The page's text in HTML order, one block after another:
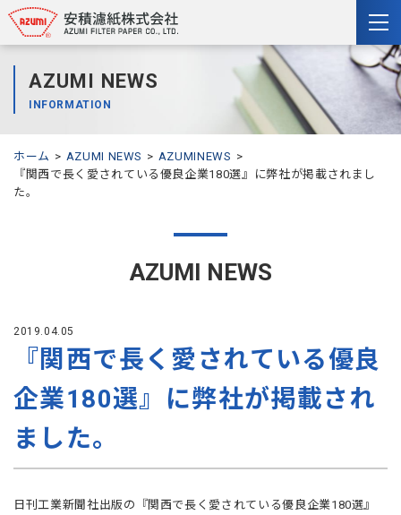
AZUMI NEWS
INFORMATION
ホーム AZUMI NEWS
AZUMINEWS
『関西で長く愛されている優良企業180選』に弊社が掲載されまし
た。
AZUMI NEWS
2019.04.05
『関西で長く愛されている優良
企業180選』に弊社が掲載され
ました。
日刊工業新聞社出版の『関西で長く愛されている優良企業180選』